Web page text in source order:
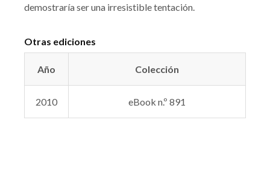
demostraría ser una irresistible tentación.
Otras ediciones
Año Colección
2010 eBook n.º 891